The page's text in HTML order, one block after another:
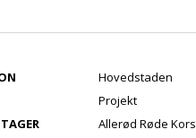
Hovedstaden
Projekt
Allerød Røde Kors